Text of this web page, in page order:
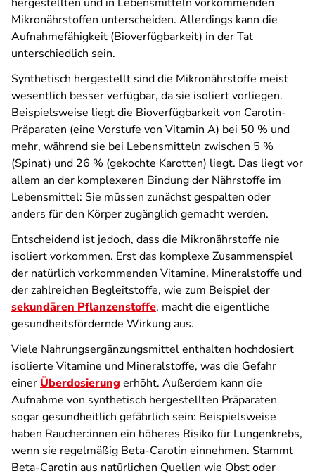
Mikronährstoffen unterscheiden. Allerdings kann die
Aufnahmefähigkeit (Bioverfügbarkeit) in der Tat
unterschiedlich sein.
Synthetisch hergestellt sind die Mikronährstoffe meist
wesentlich besser verfügbar, da sie isoliert vorliegen.
Beispielsweise liegt die Bioverfügbarkeit von Carotin-
Präparaten (eine Vorstufe von Vitamin A) bei 50 % und
mehr, während sie bei Lebensmitteln zwischen 5 %
(Spinat) und 26 % (gekochte Karotten) liegt. Das liegt vor
allem an der komplexeren Bindung der Nährstoffe im
Lebensmittel: Sie müssen zunächst gespalten oder
anders für den Körper zugänglich gemacht werden.
Entscheidend ist jedoch, dass die Mikronährstoffe nie
isoliert vorkommen. Erst das komplexe Zusammenspiel
der natürlich vorkommenden Vitamine, Mineralstoffe und
der zahlreichen Begleitstoffe, wie zum Beispiel der
sekundären Pflanzenstoffe, macht die eigentliche
gesundheitsfördernde Wirkung aus.
Viele Nahrungsergänzungsmittel enthalten hochdosiert
isolierte Vitamine und Mineralstoffe, was die Gefahr
einer Überdosierung erhöht. Außerdem kann die
Aufnahme von synthetisch hergestellten Präparaten
sogar gesundheitlich gefährlich sein: Beispielsweise
haben Raucher:innen ein höheres Risiko für Lungenkrebs,
wenn sie regelmäßig Beta-Carotin einnehmen. Stammt
Beta-Carotin aus natürlichen Quellen wie Obst oder